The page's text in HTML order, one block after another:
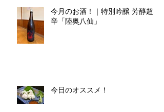
今月のお酒！｜特別吟醸 芳醇超
辛「陸奥八仙」
今日のオススメ！